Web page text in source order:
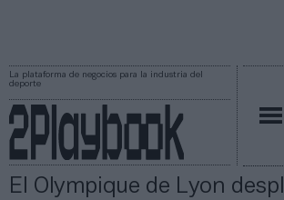
La plataforma de negocios para la industria del
deporte
El Olympique de Lyon